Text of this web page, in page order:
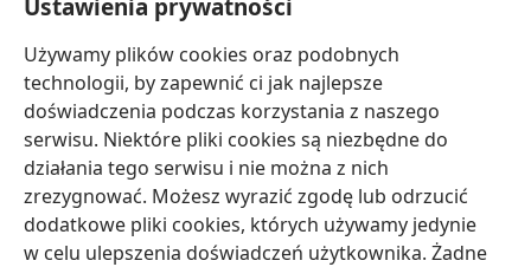
Ustawienia prywatności
Używamy plików cookies oraz podobnych
technologii, by zapewnić ci jak najlepsze
doświadczenia podczas korzystania z naszego
serwisu. Niektóre pliki cookies są niezbędne do
działania tego serwisu i nie można z nich
zrezygnować. Możesz wyrazić zgodę lub odrzucić
dodatkowe pliki cookies, których używamy jedynie
w celu ulepszenia doświadczeń użytkownika. Żadne
19:2w69/9 3
polski Ustawienia
Copyright© 2026 Watch Tower Bible and Tract Society of Pennsylvania
Warunki użytkowania Polityka prywatności
JW.ORG
Zaloguj